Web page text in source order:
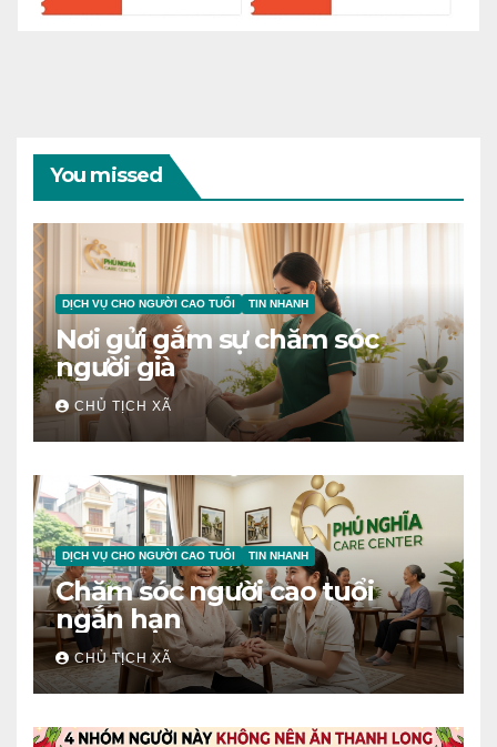
You missed
DỊCH VỤ CHO NGƯỜI CAO TUỔI TIN NHANH
Nơi gửi gắm sự chăm sóc
người già
CHỦ TỊCH XÃ
DỊCH VỤ CHO NGƯỜI CAO TUỔI TIN NHANH
Chăm sóc người cao tuổi
ngắn hạn
CHỦ TỊCH XÃ